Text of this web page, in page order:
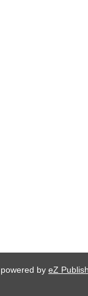
, powered byeZ